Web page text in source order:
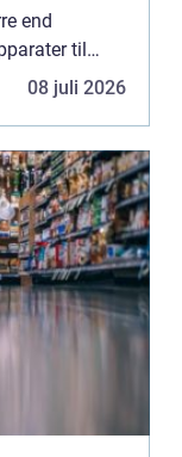
end
til
08 juli 2026